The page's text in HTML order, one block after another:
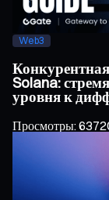
Web3
Solana:
уровня к
Просмотры:637